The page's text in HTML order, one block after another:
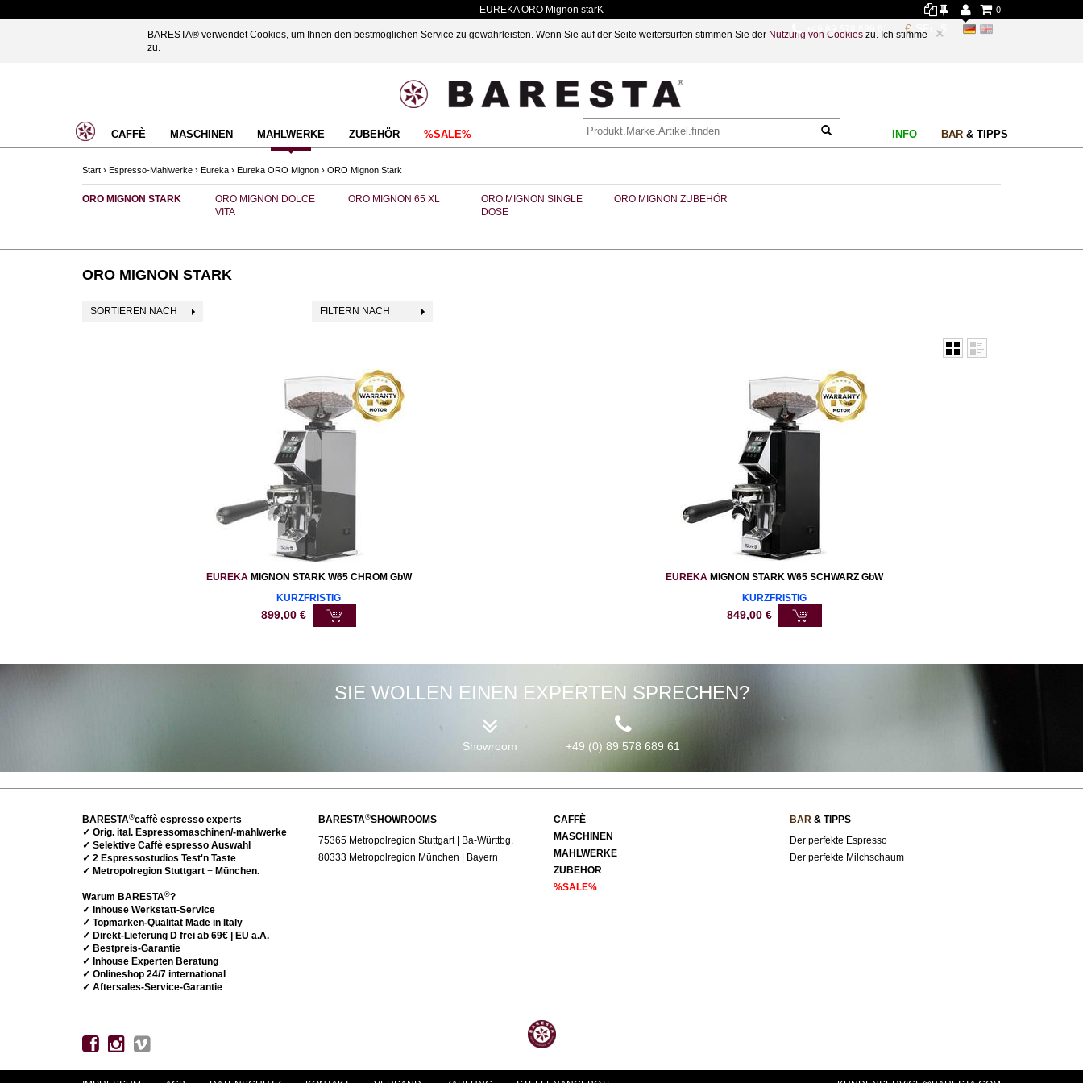
BARESTA® verwendet Cookies, um Ihnen den bestmöglichen Service zu gewährleisten. Wenn Sie auf der Seite weitersurfen stimmen Sie der Nutzung von Cookieszu. Ich stimme
zu.
×
EUREKA ORO Mignon starK 0
+49 89 578 689 61
CAFFÈ MASCHINEN MAHLWERKE ZUBEHÖR %SALE% BAR& TIPPS
INFO
Start › Espresso-Mahlwerke › Eureka › Eureka ORO Mignon › ORO Mignon Stark
ORO MIGNON STARK
ORO MIGNON DOLCE
VITA
ORO MIGNON 65 XL
ORO MIGNON SINGLE
DOSE
ORO MIGNON ZUBEHÖR
ORO MIGNON STARK
SORTIEREN NACH FILTERN NACH
EUREKAMIGNON STARK W65 CHROM GbW
KURZFRISTIG
899,00 €
EUREKAMIGNON STARK W65 SCHWARZ GbW
KURZFRISTIG
849,00€
SIE WOLLEN EINEN EXPERTEN SPRECHEN?
Showroom +49 (0) 89 578 689 61
BARESTA®caffè espresso experts
✓ Orig. ital. Espressomaschinen/-mahlwerke
✓ Selektive Caffè espresso Auswahl
✓ 2 Espressostudios Test'n Taste
✓ Metropolregion Stuttgart + München.
Warum BARESTA®?
✓ Inhouse Werkstatt-Service
✓ Topmarken-Qualität Made in Italy
✓ Direkt-Lieferung D frei ab 69€ | EU a.A.
✓ Bestpreis-Garantie
✓ Inhouse Experten Beratung
✓ Onlineshop 24/7 international
✓ Aftersales-Service-Garantie
BARESTA®SHOWROOMS
75365 Metropolregion Stuttgart | Ba-Württbg.
80333 Metropolregion München | Bayern
CAFFÈ
MASCHINEN
MAHLWERKE
ZUBEHÖR
%SALE%
BAR& TIPPS
Der perfekte Espresso
Der perfekte Milchschaum